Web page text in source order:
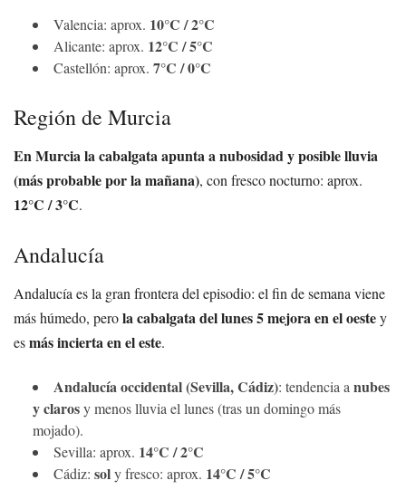
Valencia: aprox. 10°C / 2°C
Alicante: aprox. 12°C / 5°C
Castellón: aprox. 7°C / 0°C
Región de Murcia
En Murcia la cabalgata apunta a nubosidad y posible lluvia
(más probable por la mañana), con fresco nocturno: aprox.
12°C / 3°C.
Andalucía
Andalucía es la gran frontera del episodio: el fin de semana viene
más húmedo, perola cabalgata del lunes 5 mejora en el oestey
esmás incierta en el este.
Andalucía occidental (Sevilla, Cádiz): tendencia a nubes
y clarosy menos lluvia el lunes (tras un domingo más
mojado).
Sevilla: aprox. 14°C / 2°C
Cádiz: soly fresco: aprox. 14°C / 5°C